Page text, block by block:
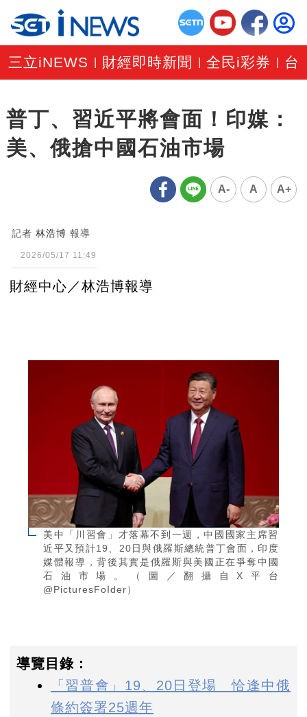
三立iNEWS 財經即時新聞 |全民i彩券 台
普丁、習近平將會面！印媒：
美、俄搶中國石油市場
A- A A+
記者 林浩博 報導
2026/05/17 11:49
財經中心／林浩博報導
美中「川習會」才落幕不到一週，中國國家主席習
近平又預計19、20日與俄羅斯總統普丁會面，印度
媒體報導，背後其實是俄羅斯與美國正在爭奪中國
石油市場。（圖／翻攝自X平台
@PicturesFoIder）
導覽目錄：
「習普會」19、20日登場 恰逢中俄
條約簽署25週年